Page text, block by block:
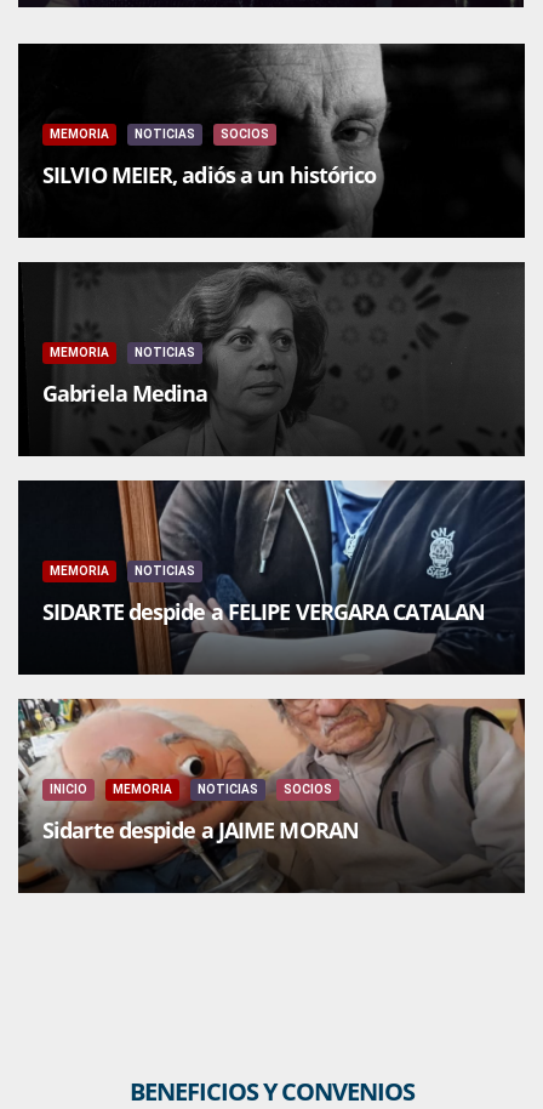
MEMORIA NOTICIAS SOCIOS
SILVIO MEIER, adiós a un histórico
MEMORIA NOTICIAS
Gabriela Medina
MEMORIA NOTICIAS
SIDARTE despide a FELIPE VERGARA CATALAN
INICIO MEMORIA NOTICIAS SOCIOS
Sidarte despide a JAIME MORAN
BENEFICIOS Y CONVENIOS